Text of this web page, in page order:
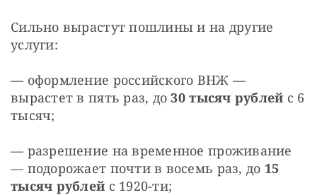
Сильно вырастут пошлины и на другие
услуги:
— оформление российского ВНЖ —
вырастет в пять раз, до 30 тысяч рублей с 6
тысяч;
— разрешение на временное проживание
— подорожает почти в восемь раз, до 15
тысяч рублей с 1920-ти;